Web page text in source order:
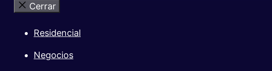
Cerrar
Residencial
Negocios